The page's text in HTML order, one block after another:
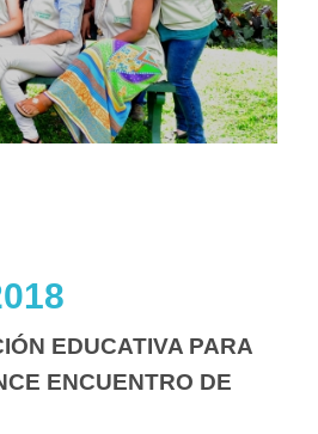
EDUCATIVA PARA
ENCUENTRO DE